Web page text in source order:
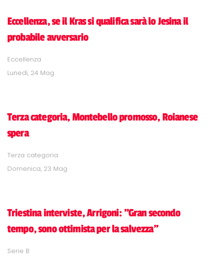
Eccellenza, se il Kras si qualifica sarà lo Jesina il
probabile avversario
Eccellenza
Lunedì, 24 Mag
Terza categoria, Montebello promosso, Roianese
spera
Terza categoria
Domenica, 23 Mag
Triestina interviste, Arrigoni: "Gran secondo
tempo, sono ottimista per la salvezza"
Serie B